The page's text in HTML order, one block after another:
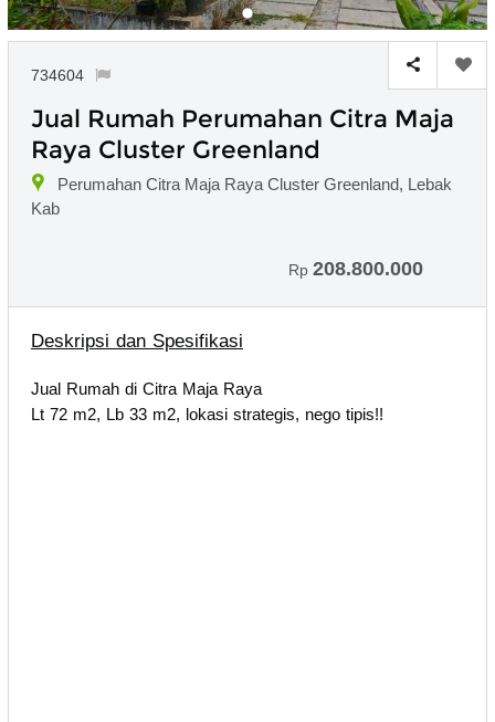
734604
Jual Rumah Perumahan Citra Maja
Raya Cluster Greenland
Perumahan Citra Maja Raya Cluster Greenland, Lebak
Kab
Rp 208.800.000
Deskripsi dan Spesifikasi
Jual Rumah di Citra Maja Raya
Lt 72 m2, Lb 33 m2, lokasi strategis, nego tipis!!